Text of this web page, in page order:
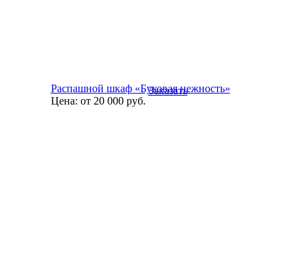
Распашной шкаф «Буковая нежность»
Цена: от 20 000руб.
Заказать